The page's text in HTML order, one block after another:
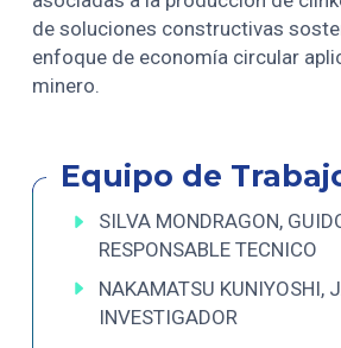
de soluciones constructivas
enfoque de economía circular
minero.
Equipo de
SILVA MONDRAGON,
RESPONSABLE TECNICO
NAKAMATSU KUNIYOSHI,
INVESTIGADOR